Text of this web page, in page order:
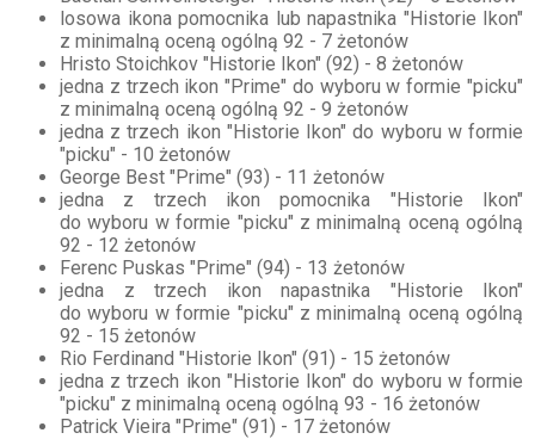
losowa ikona pomocnika lub napastnika "Historie Ikon"
z minimalną oceną ogólną 92 - 7 żetonów
Hristo Stoichkov "Historie Ikon" (92) - 8 żetonów
jedna z trzech ikon "Prime" do wyboru w formie "picku"
z minimalną oceną ogólną 92 - 9 żetonów
jedna z trzech ikon "Historie Ikon" do wyboru w formie
"picku" - 10 żetonów
George Best "Prime" (93) - 11 żetonów
jedna z trzech ikon pomocnika "Historie Ikon"
do wyboru w formie "picku" z minimalną oceną ogólną
92 - 12 żetonów
Ferenc Puskas "Prime" (94) - 13 żetonów
jedna z trzech ikon napastnika "Historie Ikon"
do wyboru w formie "picku" z minimalną oceną ogólną
92 - 15 żetonów
Rio Ferdinand "Historie Ikon" (91) - 15 żetonów
jedna z trzech ikon "Historie Ikon" do wyboru w formie
"picku" z minimalną oceną ogólną 93 - 16 żetonów
Patrick Vieira "Prime" (91) - 17 żetonów